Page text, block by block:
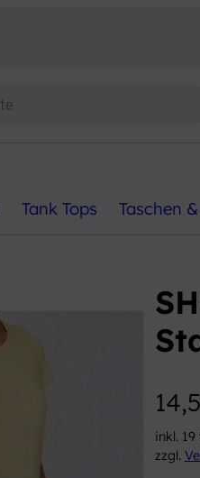
Tank Tops Taschen
inkl. 19
zzgl.